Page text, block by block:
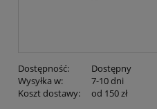
Dostępność:
Dostępny
Wysyłka w:
7-10 dni
Koszt dostawy:
od 150 zł